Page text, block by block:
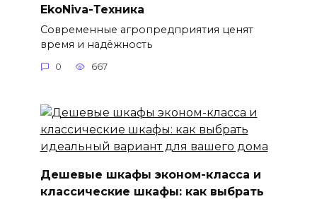
EkoNiva-Техника
Современные агропредприятия ценят
время и надёжность
0 667
Дешевые шкафы эконом-класса и
классические шкафы: как выбрать